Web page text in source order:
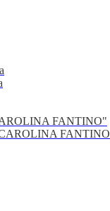
FANTINO"
FANTINO